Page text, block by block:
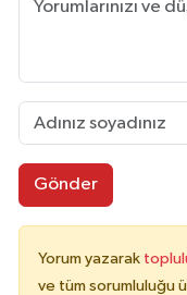
Gönder
Yorum yazarak
ve tüm sorumluluğu